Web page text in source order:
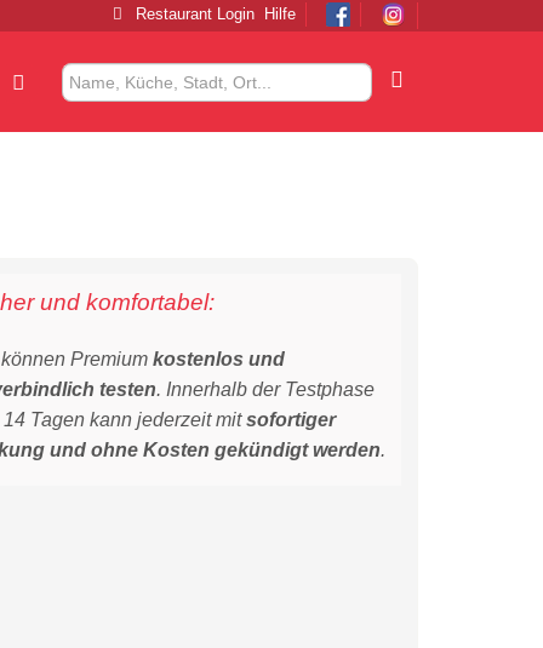
Restaurant Login Hilfe
und komfortabel:
Premiumkostenlos und
testen. Innerhalb der Testphase
14 Tagen kann jederzeit mitsofortiger
und ohne Kosten gekündigt werden.